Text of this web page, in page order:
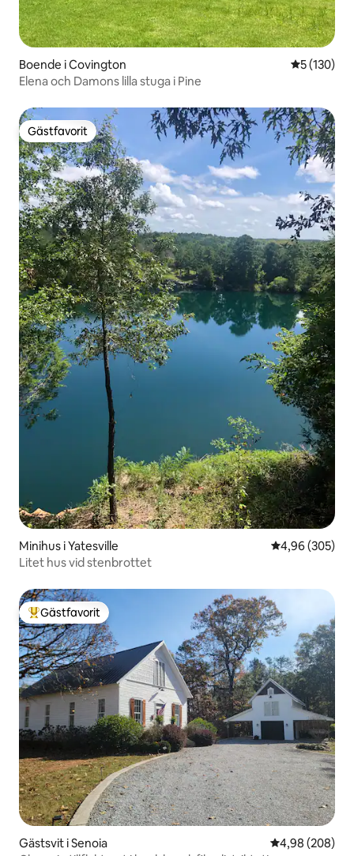
Boende i Covington 5 av 5 i
5 (130)
Elena och Damons lilla stuga i Pine
Gästfavorit
Gästfavorit
Minihus i Yatesville 4,96 av 5 i
4,96 (305)
Litet hus vid stenbrottet
Populär gästfavorit
Gästfavorit
Gästsvit i Senoia 4,98 av 5 i
4,98 (208)